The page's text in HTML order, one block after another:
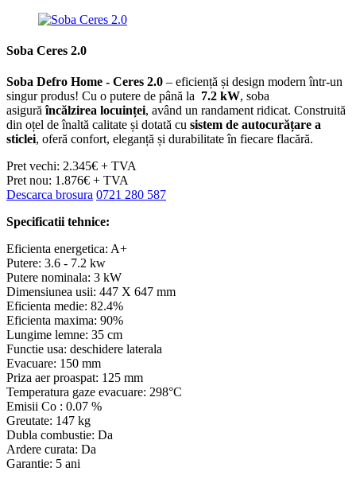
Soba Ceres 2.0
Soba Defro Home - Ceres 2.0 – eficiență și design modern într-un
singur produs! Cu o putere de până la 7.2 kW, soba
asigurăîncălzirea locuinței, având un randament ridicat. Construită
din oțel de înaltă calitate și dotată cu sistem de autocurățare a
sticlei, oferă confort, eleganță și durabilitate în fiecare flacără.
Pret vechi: 2.345€ + TVA
Pret nou: 1.876€ + TVA
Descarca brosura 0721 280 587
Specificatii tehnice:
Eficienta energetica: A+
Putere: 3.6 - 7.2 kw
Putere nominala: 3 kW
Dimensiunea usii: 447 X 647 mm
Eficienta medie: 82.4%
Eficienta maxima: 90%
Lungime lemne: 35 cm
Functie usa: deschidere laterala
Evacuare: 150 mm
Priza aer proaspat: 125 mm
Temperatura gaze evacuare: 298°C
Emisii Co : 0.07 %
Greutate: 147 kg
Dubla combustie: Da
Ardere curata: Da
Garantie: 5 ani